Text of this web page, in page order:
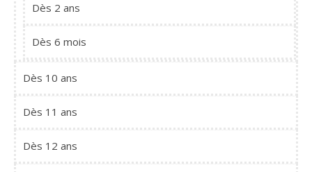
Dès 2 ans
Dès 6 mois
Dès 10 ans
Dès 11 ans
Dès 12 ans